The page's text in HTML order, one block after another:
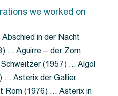
we worked on
in der Nacht
… Aguirre – der Zorn
(1957) … Algol
… Asterix der Gallier
Rom (1976) … Asterix in